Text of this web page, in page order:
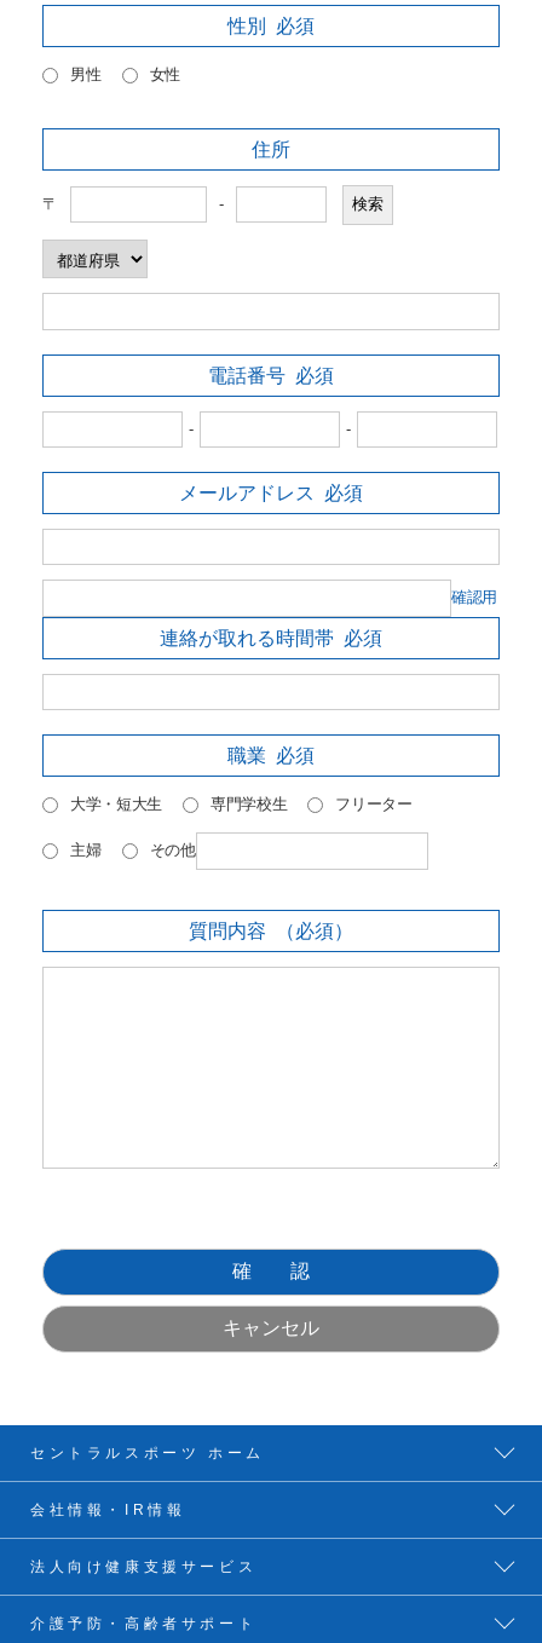
性別 必須
男性 女性
住所
〒 -
電話番号 必須
- -
メールアドレス 必須
確認用
連絡が取れる時間帯 必須
職業 必須
大学・短大生 専門学校生 フリーター
主婦 その他
質問内容 （必須）
セントラルスポーツ ホーム
会社情報・IR情報
法人向け健康支援サービス
介護予防・高齢者サポート